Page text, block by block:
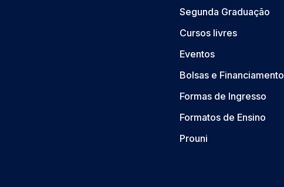
Segunda Graduação
Cursos livres
Eventos
Bolsas e
Formas de Ingresso
Formatos de Ensino
Prouni